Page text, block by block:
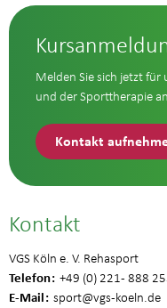
Melden Sie sich jetzt
und der Sporttherapie
Kontakt
Kontakt
VGS Köln e. V. Rehasport
Telefon +49 (0) 221 - 888
E-Mail sport@vgs-koeln.de